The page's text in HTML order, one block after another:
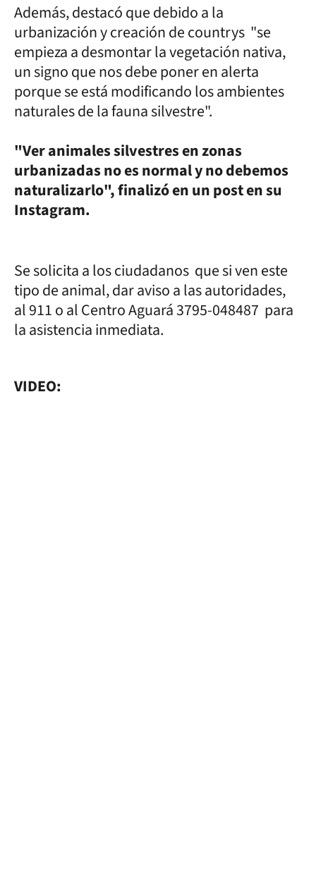
Además, destacó que debido a la
urbanización y creación de countrys "se
empieza a desmontar la vegetación nativa,
un signo que nos debe poner en alerta
porque se está modificando los ambientes
naturales de la fauna silvestre".
"Ver animales silvestres en zonas
urbanizadas no es normal y no debemos
naturalizarlo", finalizó en un post en su
Instagram.
Se solicita a los ciudadanos que si ven este
tipo de animal, dar aviso a las autoridades,
al 911 o al Centro Aguará 3795-048487 para
la asistencia inmediata.
VIDEO: